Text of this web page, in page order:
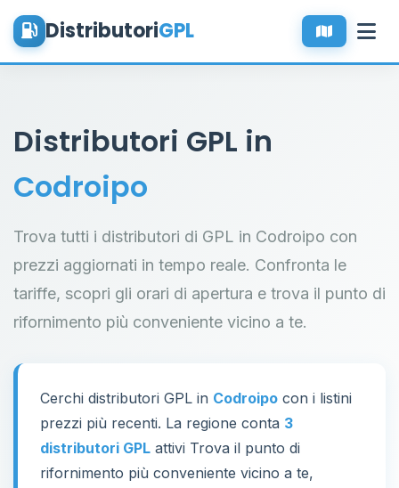
DistributoriGPL
Distributori GPL in
Codroipo
Trova tutti i distributori di GPL in Codroipo con
prezzi aggiornati in tempo reale. Confronta le
tariffe, scopri gli orari di apertura e trova il punto di
rifornimento più conveniente vicino a te.
Cerchi distributori GPL in Codroipo con i listini
prezzi più recenti. La regione conta 3
distributori GPL attivi Trova il punto di
rifornimento più conveniente vicino a te,